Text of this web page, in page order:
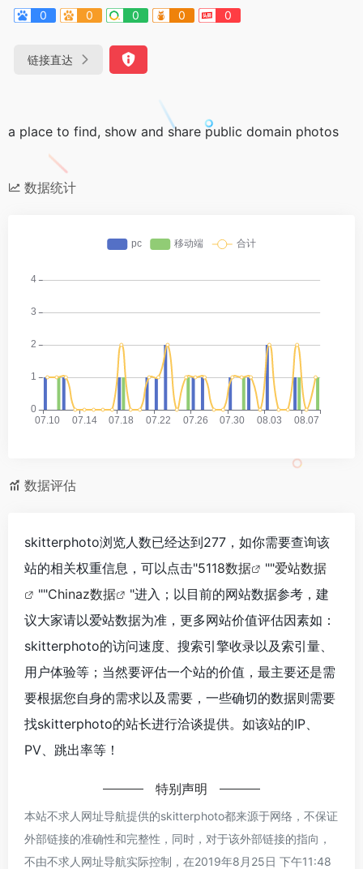
0
0 0 0 0
链接直达
a place to find, show and share public domain photos
数据统计
数据评估
skitterphoto浏览人数已经达到277，如你需要查询该
站的相关权重信息，可以点击"5118数据 ""爱站数据
""Chinaz数据
"进入；以目前的网站数据参考，建
议大家请以爱站数据为准，更多网站价值评估因素如：
skitterphoto的访问速度、搜索引擎收录以及索引量、
用户体验等；当然要评估一个站的价值，最主要还是需
要根据您自身的需求以及需要，一些确切的数据则需要
找skitterphoto的站长进行洽谈提供。如该站的IP、
PV、跳出率等！
特别声明
本站不求人网址导航提供的skitterphoto都来源于网络，不保证
外部链接的准确性和完整性，同时，对于该外部链接的指向，
不由不求人网址导航实际控制，在2019年8月25日 下午11:48